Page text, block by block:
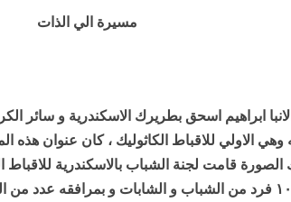
مسيرة الي الذات
ابراهيم اسحق بطريرك الاسكندرية و سائر
الاولي للاقباط الكاثوليك ، كان عنوان
الصورة قامت لجنة الشباب بالاسكندرية
فرد من الشباب و الشابات و بمرافقه عدد من